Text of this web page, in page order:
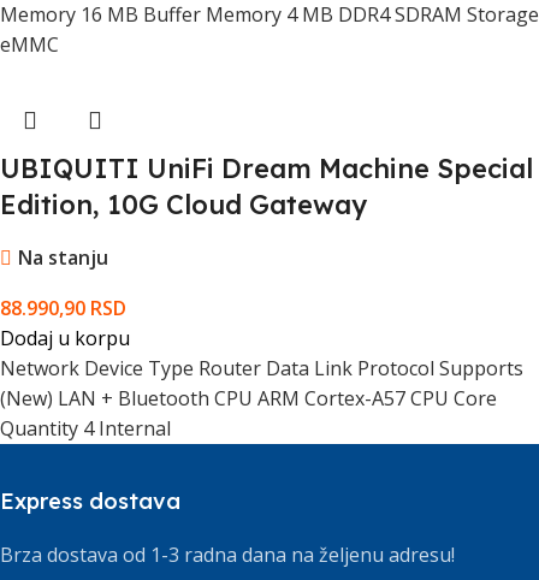
Memory 16 MB Buffer Memory 4 MB DDR4 SDRAM Storage
eMMC
UBIQUITI UniFi Dream Machine Special
Edition, 10G Cloud Gateway
Na stanju
88.990,90 RSD
Dodaj u korpu
Network Device Type Router Data Link Protocol Supports
(New) LAN + Bluetooth CPU ARM Cortex-A57 CPU Core
Quantity 4 Internal
Express dostava
Brza dostava od 1-3 radna dana na željenu adresu!